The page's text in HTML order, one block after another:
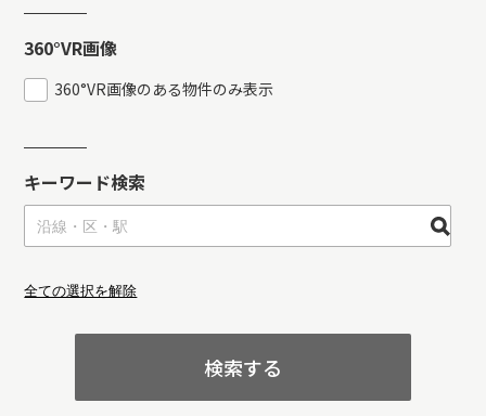
360°VR画像
360°VR画像のある物件のみ表示
キーワード検索
全ての選択を解除
検索する